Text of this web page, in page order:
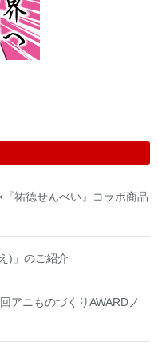
『祐徳せんべい』コラボ商品
)」のご紹介
アニものづくりAWARDノ